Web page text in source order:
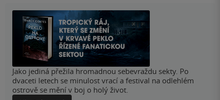
Jako jediná přežila hromadnou sebevraždu sekty. Po
dvaceti letech se minulost vrací a festival na odlehlém
ostrově se mění v boj o holý život.